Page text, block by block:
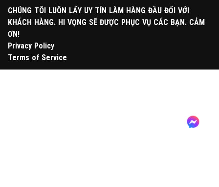
CHÚNG TÔI LUÔN LẤY UY TÍN LÀM HÀNG ĐẦU ĐỐI VỚI
KHÁCH HÀNG. HI VỌNG SẼ ĐƯỢC PHỤC VỤ CÁC BẠN. CẢM
ƠN!
Privacy Policy
Terms of Service